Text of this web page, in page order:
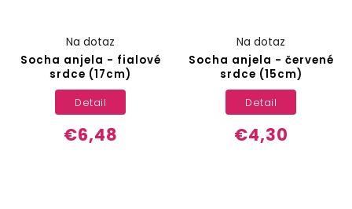
Socha anjela - fialové
srdce (17cm)
Na dotaz
€6,48
Detail
Socha anjela - červené
srdce (15cm)
Na dotaz
€4,30
Detail